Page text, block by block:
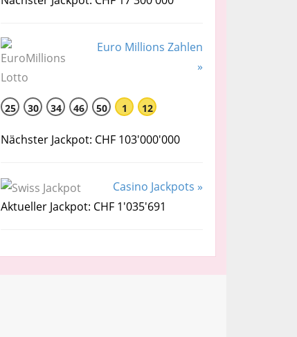
Euro Millions Zahlen
»
25 30 34 46 50 1 12
Nächster Jackpot: CHF 103'000'000
Casino Jackpots »
Aktueller Jackpot: CHF 1'035'691